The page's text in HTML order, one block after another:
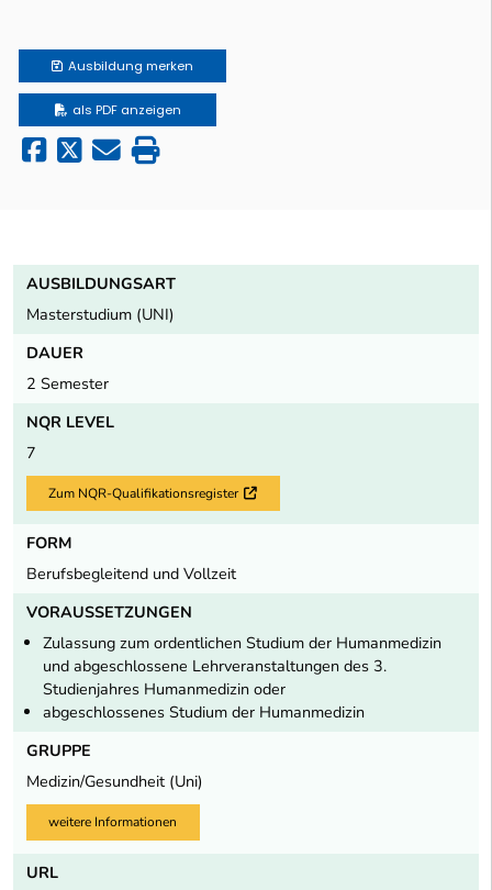
Ausbildung merken
als PDF anzeigen
AUSBILDUNGSART
Masterstudium (UNI)
DAUER
2 Semester
NQR LEVEL
7
Zum NQR-Qualifikationsregister Externer Link
FORM
Berufsbegleitend und Vollzeit
VORAUSSETZUNGEN
Zulassung zum ordentlichen Studium der Humanmedizin
und abgeschlossene Lehrveranstaltungen des 3.
Studienjahres Humanmedizin oder
abgeschlossenes Studium der Humanmedizin
GRUPPE
Medizin/Gesundheit (Uni)
weitere Informationen
URL